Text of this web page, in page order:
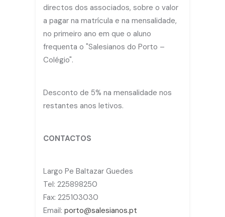
directos dos associados, sobre o valor
a pagar na matrícula e na mensalidade,
no primeiro ano em que o aluno
frequenta o "Salesianos do Porto –
Colégio".
Desconto de 5% na mensalidade nos
restantes anos letivos.
CONTACTOS
Largo Pe Baltazar Guedes
Tel: 225898250
Fax: 225103030
Email: porto@salesianos.pt